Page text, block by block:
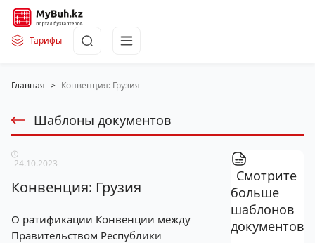
Тарифы
Главная > Конвенция: Грузия
Шаблоны документов
24.10.2023
Конвенция: Грузия
О ратификации Конвенции между
Правительством Республики
Смотрите
больше
шаблонов
документов